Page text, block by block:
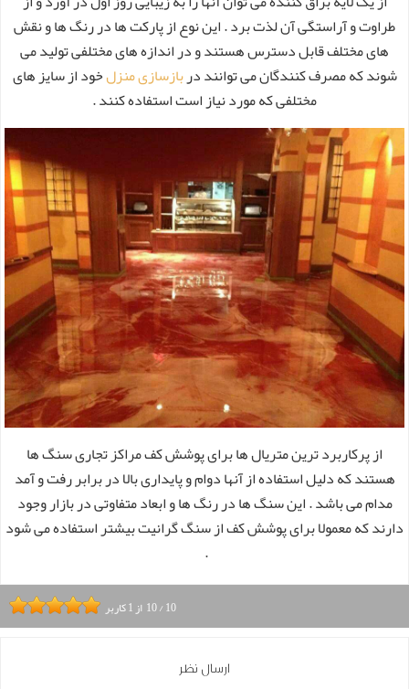
طراوت و آراستگی آن لذت برد . این نوع از پارکت ها در رنگ ها و نقش
های مختلف قابل دسترس هستند و در اندازه های مختلفی تولید می
شوند که مصرف کنندگان می توانند دربازسازی منزلخود از سایز های
مختلفی که مورد نیاز است استفاده کنند .
از پرکاربرد ترین متریال ها برای پوشش کف مراکز تجاری سنگ ها
هستند که دلیل استفاده از آنها دوام و پایداری بالا در برابر رفت و آمد
مدام می باشد . این سنگ ها در رنگ ها و ابعاد متفاوتی در بازار وجود
دارند که معمولا برای پوشش کف از سنگ گرانیت بیشتر استفاده می شود
.
10/10 از1کاربر
ارسال نظر